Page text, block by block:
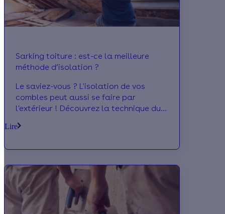
Sarking toiture : est-ce la meilleure
méthode d’isolation ?
Le saviez-vous ? L'isolation de vos
combles peut aussi se faire par
l'extérieur ! Découvrez la technique du
par l'extérieur. Prix, fonctionnement et
on vous dit tout !
Lire